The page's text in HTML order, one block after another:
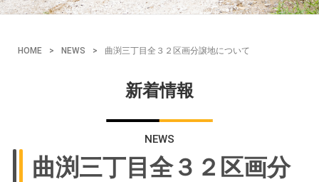
HOME > NEWS > 曲渕三丁目全３２区画分譲地について
新着情報
NEWS
曲渕三丁目全３２区画分